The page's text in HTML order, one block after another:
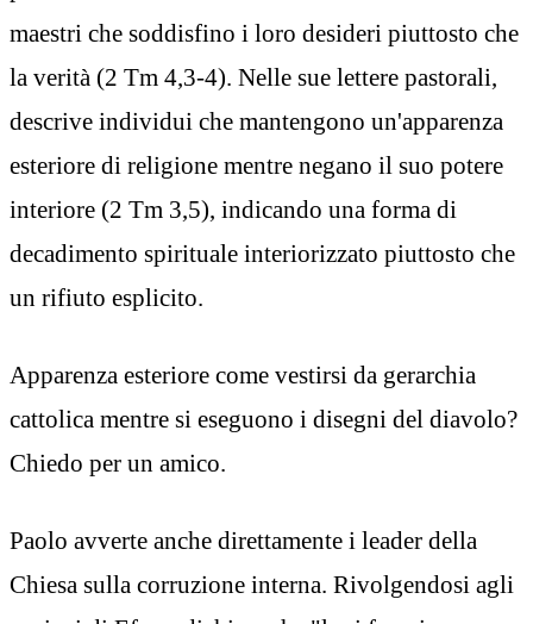
maestri che soddisfino i loro desideri piuttosto che
la verità (2 Tm 4,3-4). Nelle sue lettere pastorali,
descrive individui che mantengono un'apparenza
esteriore di religione mentre negano il suo potere
interiore (2 Tm 3,5), indicando una forma di
decadimento spirituale interiorizzato piuttosto che
un rifiuto esplicito.
Apparenza esteriore come vestirsi da gerarchia
cattolica mentre si eseguono i disegni del diavolo?
Chiedo per un amico.
Paolo avverte anche direttamente i leader della
Chiesa sulla corruzione interna. Rivolgendosi agli